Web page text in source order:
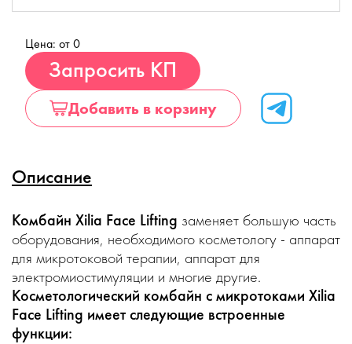
Цена: от 0
Запросить КП
Добавить в корзину
Описание
Комбайн Xilia Face Lifting заменяет большую часть
оборудования, необходимого косметологу - аппарат
для микротоковой терапии, аппарат для
электромиостимуляции и многие другие.
Косметологический комбайн с микротоками Xilia
Face Lifting имеет следующие встроенные
функции: